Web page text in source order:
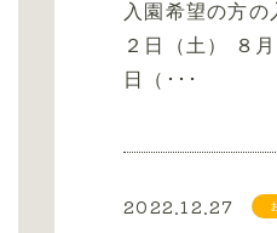
入園希望の方
２日（土） ８
日（･･･
2022.12.27